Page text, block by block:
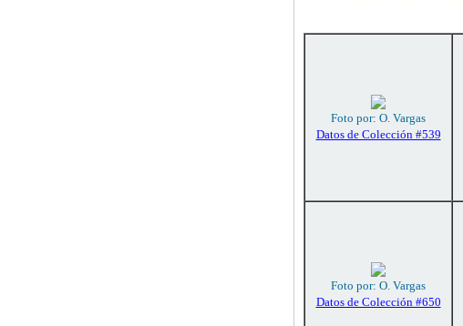
Foto por: O. Vargas
Datos de Colección #539
Foto por: O. Vargas
Datos de Colección #650